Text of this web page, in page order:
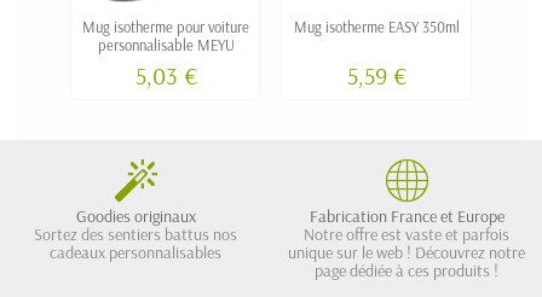
Mug isotherme pour voiture
personnalisable MEYU
5,03 €
Mug isotherme EASY 350ml
5,59 €
Goodies originaux
Sortez des sentiers battus nos
cadeaux personnalisables
Fabrication France et Europe
Notre offre est vaste et parfois
unique sur le web ! Découvrez notre
page dédiée à ces produits !